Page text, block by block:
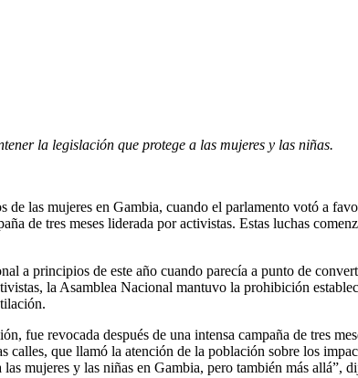
la legislación que protege a las mujeres y las niñas.
de las mujeres en Gambia, cuando el parlamento votó a
de tres meses liderada por activistas. Estas luchas
a principios de este año cuando parecía a punto de
la Asamblea Nacional mantuvo la prohibición
fue revocada después de una intensa campaña de tres
calles, que llamó la atención de la población sobre los
mujeres y las niñas en Gambia, pero también más allá”,